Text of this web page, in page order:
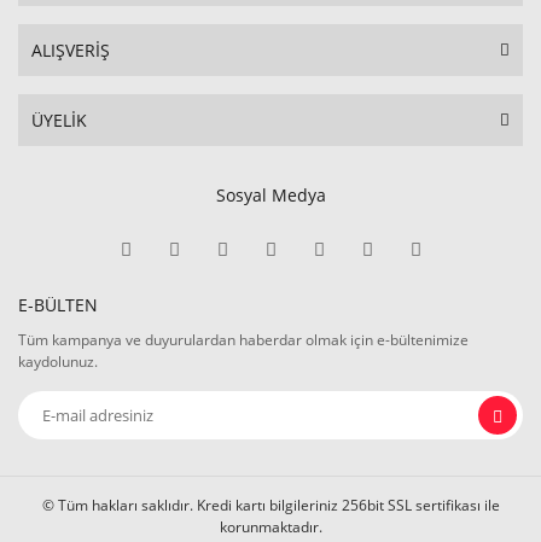
ALIŞVERİŞ
ÜYELİK
Sosyal Medya
E-BÜLTEN
Tüm kampanya ve duyurulardan haberdar olmak için e-bültenimize
kaydolunuz.
© Tüm hakları saklıdır. Kredi kartı bilgileriniz 256bit SSL sertifikası ile
korunmaktadır.